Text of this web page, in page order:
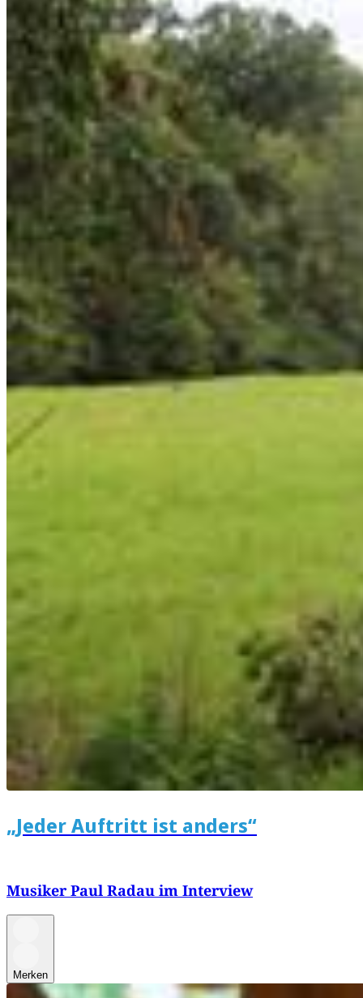
„Jeder Auftritt ist anders“
Musiker Paul Radau im Interview
Merken